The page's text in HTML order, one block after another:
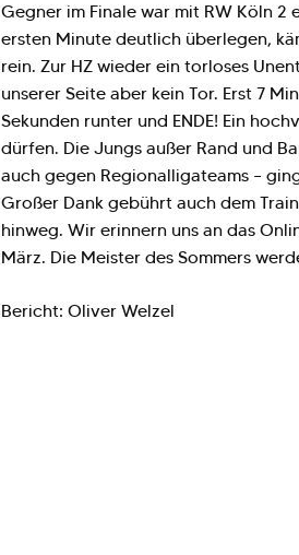
Gegner im Finale war mit RW Köln
ersten Minute deutlich überlegen,
rein. Zur HZ wieder ein torloses
unserer Seite aber kein Tor. Erst 7
Sekunden runter und ENDE! Ein
dürfen. Die Jungs außer Rand und
auch gegen Regionalligateams –
Großer Dank gebührt auch dem
hinweg. Wir erinnern uns an das
März. Die Meister des Sommers
Bericht: Oliver Welzel